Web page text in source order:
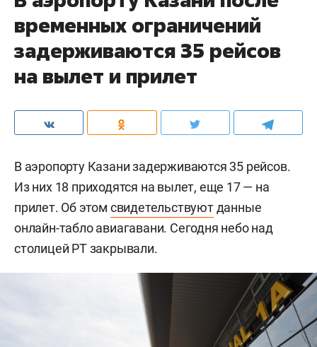
временных ограничений
задерживаются 35 рейсов
на вылет и прилет
В аэропорту Казани задерживаются 35 рейсов.
Из них 18 приходятся на вылет, еще 17 — на
прилет. Об этом свидетельствуютданные
онлайн-табло авиагавани. Сегодня небо над
столицей РТ закрывали.